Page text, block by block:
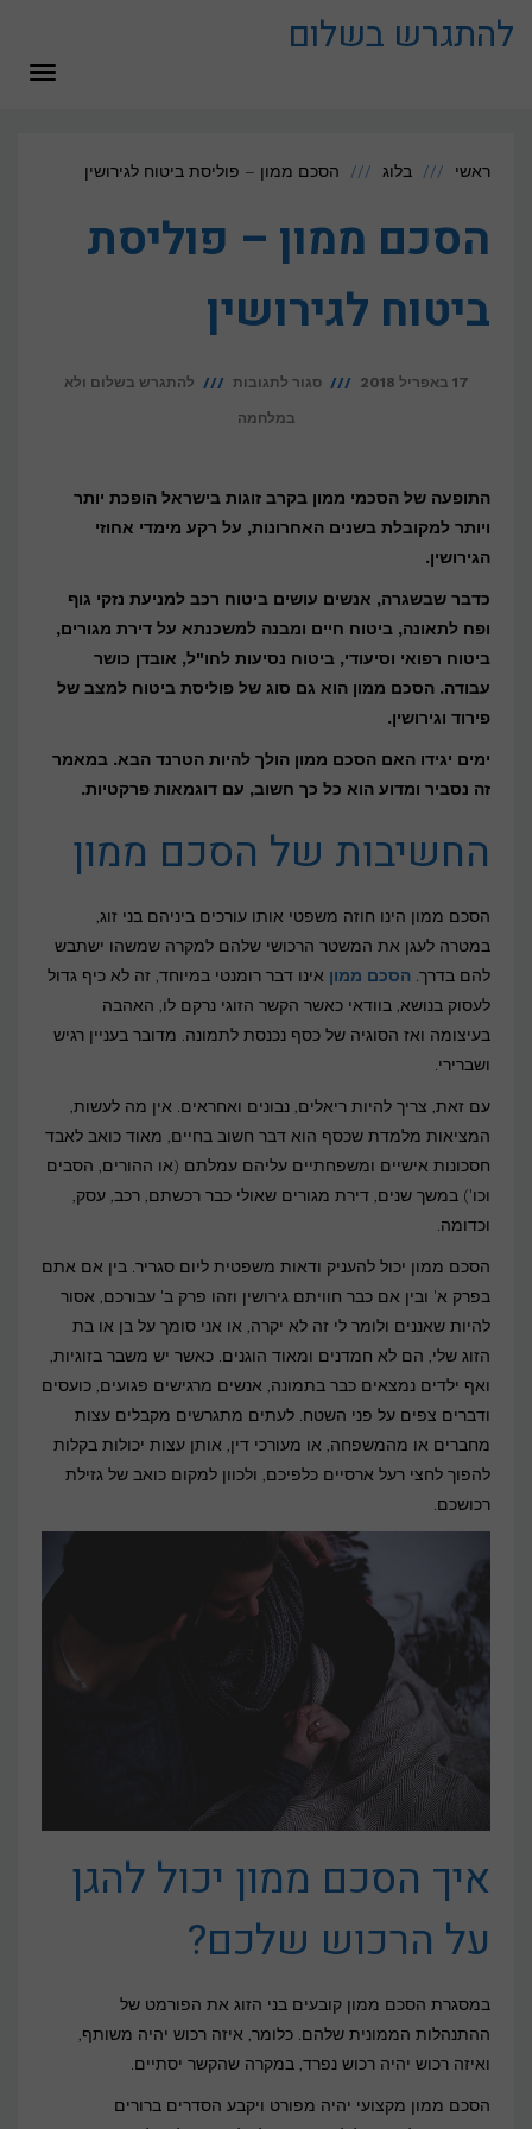
להתגרש בשלום
ראשי בלוג הסכם ממון – פוליסת ביטוח לגירושין
הסכם ממון – פוליסת
ביטוח לגירושין
17 באפריל 2018 סגור לתגובות על
פוליסת
לגירושין
להתגרש בשלום ולא
במלחמה
התופעה של הסכמי ממון בקרב זוגות בישראל הופכת יותר
ויותר למקובלת בשנים האחרונות, על רקע מימדי אחוזי
הגירושין.
כדבר שבשגרה, אנשים עושים ביטוח רכב למניעת נזקי גוף
ופח לתאונה, ביטוח חיים ומבנה למשכנתא על דירת מגורים,
ביטוח רפואי וסיעודי, ביטוח נסיעות לחו"ל, אובדן כושר
עבודה. הסכם ממון הוא גם סוג של פוליסת ביטוח למצב של
פירוד וגירושין.
ימים יגידו האם הסכם ממון הולך להיות הטרנד הבא. במאמר
זה נסביר ומדוע הוא כל כך חשוב, עם דוגמאות פרקטיות.
החשיבות של הסכם ממון
הסכם ממון הינו חוזה משפטי אותו עורכים ביניהם בני זוג,
במטרה לעגן את המשטר הרכושי שלהם למקרה שמשהו ישתבש
להם בדרך. הסכם ממון אינו דבר רומנטי במיוחד, זה לא כיף גדול
לעסוק בנושא, בוודאי כאשר הקשר הזוגי נרקם לו, האהבה
בעיצומה ואז הסוגיה של כסף נכנסת לתמונה. מדובר בעניין רגיש
ושברירי.
עם זאת, צריך להיות ריאלים, נבונים ואחראים. אין מה לעשות,
המציאות מלמדת שכסף הוא דבר חשוב בחיים, מאוד כואב לאבד
חסכונות אישיים ומשפחתיים עליהם עמלתם (או ההורים, הסבים
וכו') במשך שנים, דירת מגורים שאולי כבר רכשתם, רכב, עסק,
וכדומה.
הסכם ממון יכול להעניק ודאות משפטית ליום סגריר. בין אם אתם
בפרק א' ובין אם כבר חוויתם גירושין וזהו פרק ב' עבורכם, אסור
להיות שאננים ולומר לי זה לא יקרה, או אני סומך על בן או בת
הזוג שלי, הם לא חמדנים ומאוד הוגנים. כאשר יש משבר בזוגיות,
ואף ילדים נמצאים כבר בתמונה, אנשים מרגישים פגועים, כועסים
ודברים צפים על פני השטח. לעתים מתגרשים מקבלים עצות
מחברים או מהמשפחה, או מעורכי דין, אותן עצות יכולות בקלות
להפוך לחצי רעל ארסיים כלפיכם, ולכוון למקום כואב של גזילת
רכושכם.
איך הסכם ממון יכול להגן
על הרכוש שלכם?
במסגרת הסכם ממון קובעים בני הזוג את הפורמט של
ההתנהלות הממונית שלהם. כלומר, איזה רכוש יהיה משותף,
ואיזה רכוש יהיה רכוש נפרד, במקרה שהקשר יסתיים.
הסכם ממון מקצועי יהיה מפורט ויקבע הסדרים ברורים